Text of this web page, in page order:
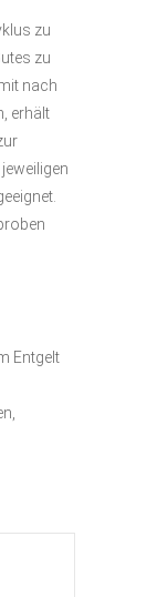
zu
zu
nach
erhält
Entgelt